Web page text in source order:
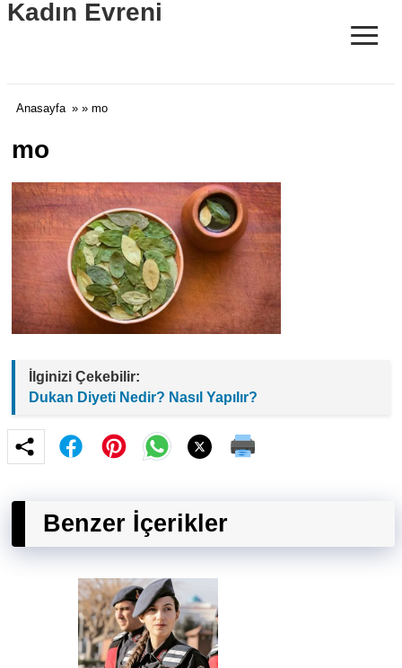
Kadın Evreni ≡
Anasayfa » » mo
mo
İlginizi Çekebilir:
Dukan Diyeti Nedir? Nasıl Yapılır?
Benzer İçerikler